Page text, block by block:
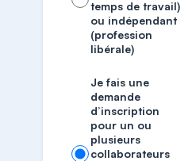
temps de travail)
ou indépendant
(profession
libérale)
Je fais une
demande
d’inscription
pour un ou
plusieurs
collaborateurs